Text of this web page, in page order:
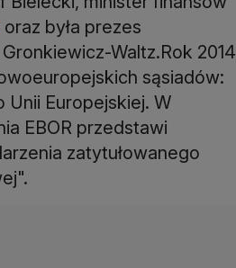
oraz była prezes
Waltz.Rok 2014
sąsiadów:
Unii Europejskiej. W
EBOR przedstawi
zatytułowanego